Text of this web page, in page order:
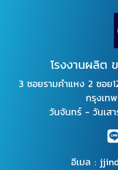
โรงงานผลิต
3 ซอยรามคำแหง 2 ซอย
กรุงเท
วันจันทร์ - วันเส
อีเมล :